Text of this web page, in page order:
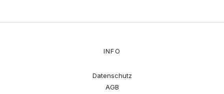
INFO
Datenschutz
AGB